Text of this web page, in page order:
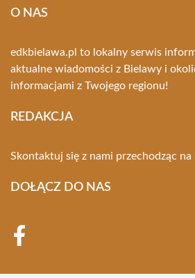
O NAS
edkbielawa.pl to lokalny serwis
aktualne wiadomości z Bielawy i
informacjami z Twojego regionu!
REDAKCJA
Skontaktuj się z nami przechodząc na
DOŁĄCZ DO NAS